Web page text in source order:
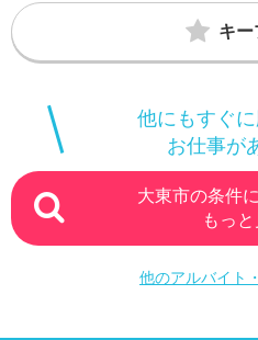
キー
他にもすぐ
お仕事が
大東市の条件
もっ
他のアルバイト